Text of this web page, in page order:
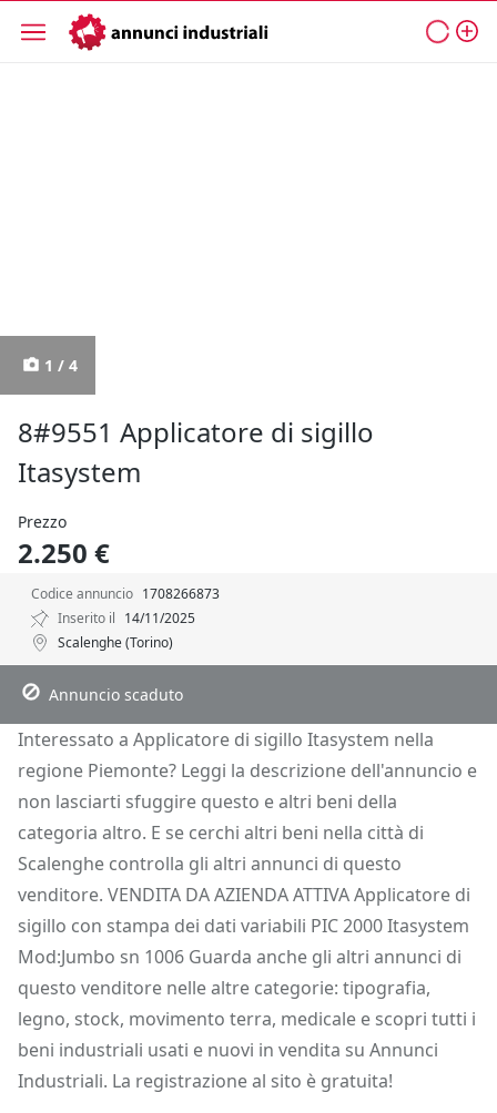
1 / 4
8#9551 Applicatore di sigillo
Itasystem
Prezzo
2.250 €
Codice annuncio 1708266873
Inserito il 14/11/2025
Scalenghe (Torino)
Descrizione
Dettagli Posizione Richiedi Info
Annuncio scaduto
Interessato a Applicatore di sigillo Itasystem nella
regione Piemonte? Leggi la descrizione dell'annuncio e
non lasciarti sfuggire questo e altri beni della
categoria altro. E se cerchi altri beni nella città di
Scalenghe controlla gli altri annunci di questo
venditore. VENDITA DA AZIENDA ATTIVA Applicatore di
sigillo con stampa dei dati variabili PIC 2000 Itasystem
Mod:Jumbo sn 1006 Guarda anche gli altri annunci di
questo venditore nelle altre categorie: tipografia,
legno, stock, movimento terra, medicale e scopri tutti i
beni industriali usati e nuovi in vendita su Annunci
Industriali. La registrazione al sito è gratuita!